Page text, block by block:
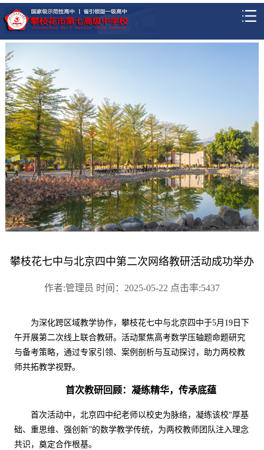
攀枝花七中与北京四中第二次网络教研活动成功举办
作者:管理员 时间：2025-05-22 点击率:5437
为深化跨区域教学协作，攀枝花七中与北京四中于5月 19日下
午开展第二次线上联合教研。活动聚焦高考数学压轴题命题研究
与备考策略，通过专家引领、案例剖析与互动探讨，助力两校教
师共拓教学视野。
首次教研回顾：凝练精华，传承底蕴
首次活动中，北京四中纪老师以校史为脉络，凝练该校“厚基
础、重思维、强创新”的数学教学传统，为两校教师团队注入理念
共识，奠定合作根基。